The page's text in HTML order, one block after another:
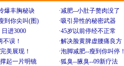
爆丰胸秘诀 ·减肥--小肚子赘肉没了
到你尖叫(图) ·吸引异性的秘密武器
进3000 ·45岁以前停经不正常
不误！ ·解决脸黄脾虚腰痛良方
美展现！ ·泡脚减肥--瘦到你叫停！
起一片明镜 ·狐臭--腋臭--09新疗法